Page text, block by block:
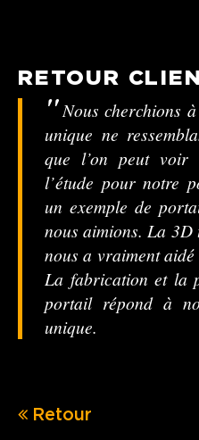
RETOUR
Nous cherchions
unique ne
que l’on peut
l’étude pour notre
un exemple de
nous aimions. La 3D
nous a vraiment
La fabrication et la
portail répond à
unique.
Retour